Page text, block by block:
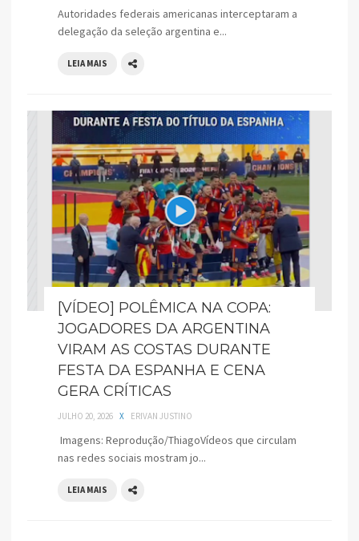
Autoridades federais americanas interceptaram a
delegação da seleção argentina e...
LEIA MAIS
[VÍDEO] POLÊMICA NA COPA:
JOGADORES DA ARGENTINA
VIRAM AS COSTAS DURANTE
FESTA DA ESPANHA E CENA
GERA CRÍTICAS
JULHO 20, 2026 X ERIVAN JUSTINO
Imagens: Reprodução/ThiagoVídeos que circulam
nas redes sociais mostram jo...
LEIA MAIS